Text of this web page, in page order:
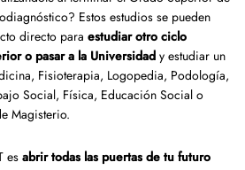
Estos estudios se pueden
directo para estudiar otro ciclo
o pasar a la Universidad y estudiar un
Fisioterapia, Logopedia, Podología,
Social, Física, Educación Social o
Magisterio.
es abrir todas las puertas de tu futuro